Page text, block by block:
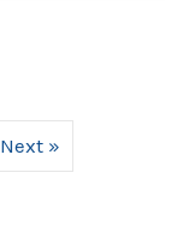
Next »